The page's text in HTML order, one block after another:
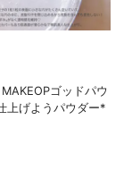
ゴッドパウ
げようパウダー*